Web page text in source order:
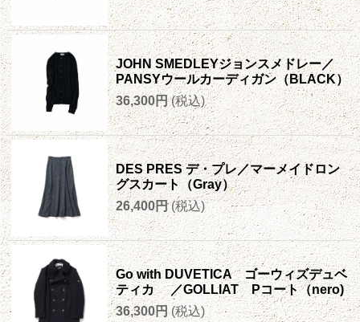
JOHN SMEDLEYジョンスメドレー／
PANSYウールカーディガン（BLACK）
36,300円 (税込)
DES PRES デ・プレ／マーメイドロン
グスカート（Gray）
26,400円 (税込)
Go with DUVETICA ゴーウィズデュベ
ティカ ／GOLLIAT Pコート（nero)
36,300円 (税込)